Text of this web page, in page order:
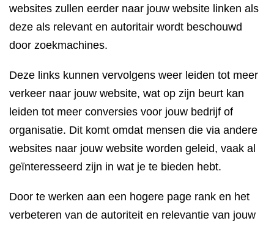
websites zullen eerder naar jouw website linken als
deze als relevant en autoritair wordt beschouwd
door zoekmachines.
Deze links kunnen vervolgens weer leiden tot meer
verkeer naar jouw website, wat op zijn beurt kan
leiden tot meer conversies voor jouw bedrijf of
organisatie. Dit komt omdat mensen die via andere
websites naar jouw website worden geleid, vaak al
geïnteresseerd zijn in wat je te bieden hebt.
Door te werken aan een hogere page rank en het
verbeteren van de autoriteit en relevantie van jouw